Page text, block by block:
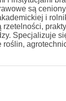
są
i
rzetelności,
Specjalizuje
roślin,